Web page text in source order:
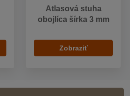
Atlasová stuha
obojlíca šírka 3 mm
Zobraziť